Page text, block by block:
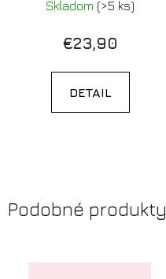
Skladom (>5 ks)
€23,90
DETAIL
Podobné produkty